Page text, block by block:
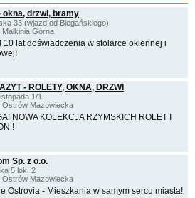
okna, drzwi, bramy
33 (wjazd od Biegańskiego)
Górna
10 lat doświadczenia w stolarce okiennej i
- ROLETY, OKNA, DRZWI
1/1
Ostrów Mazowiecka
NOWA KOLEKCJA RZYMSKICH ROLET I
!
Sp. z o.o.
5 lok. 2
Ostrów Mazowiecka
Ostrovia - Mieszkania w samym sercu miasta!